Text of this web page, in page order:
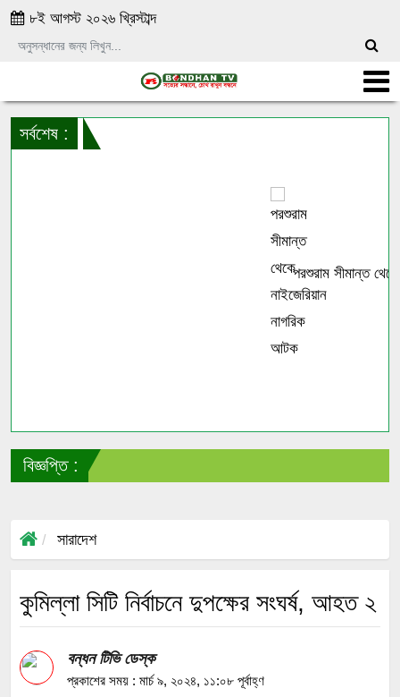
৮ই আগস্ট ২০২৬ খ্রিস্টাব্দ
সর্বশেষ :
পরশুরাম সীমান্ত থেকে
বিজ্ঞপ্তি :
সারাদেশ
কুমিল্লা সিটি নির্বাচনে দুপক্ষের সংঘর্ষ, আহত ২
বন্ধন টিভি ডেস্ক
প্রকাশের সময় : মার্চ ৯, ২০২৪, ১১:০৮ পূর্বাহ্ণ